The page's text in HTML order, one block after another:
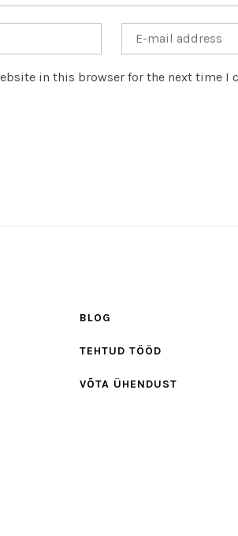
in this browser for the next time I
BLOG
TEHTUD TÖÖD
VÕTA ÜHENDUST